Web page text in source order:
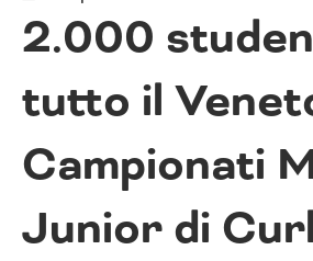
2.000
tutto il
Campionati
Junior di